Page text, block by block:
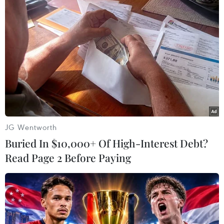
Theo dõi VietnamPlus
TIN LIÊN QUAN
JG Wentworth
Buried In $10,000+ Of High-Interest Debt?
Read Page 2 Before Paying